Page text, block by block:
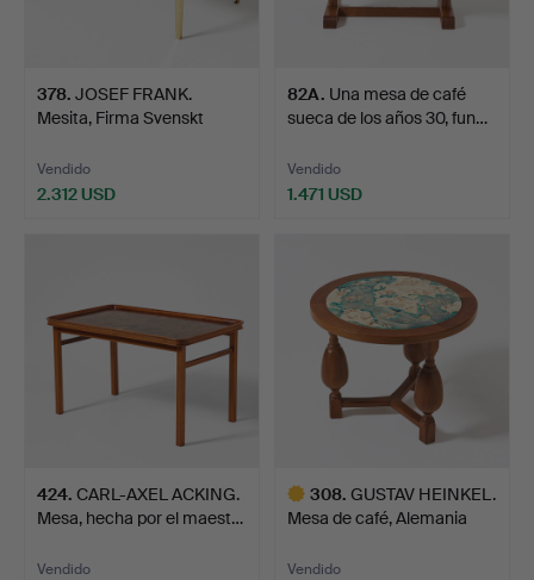
378. JOSEF FRANK.
Mesita, Firma Svenskt
Vendido
2.312 USD
82A. Una mesa de café
sueca de los años 30, fun…
Vendido
1.471 USD
424. CARL-AXEL ACKING.
Mesa, hecha por el maest…
Vendido
308. GUSTAV HEINKEL.
Mesa de café, Alemania
Vendido